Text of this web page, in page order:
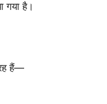
गया है।
हैं—